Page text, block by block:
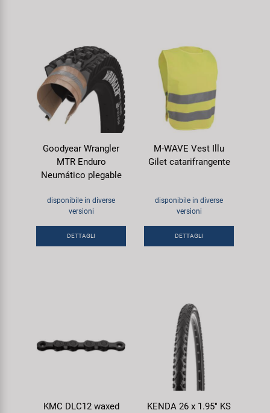
Goodyear Wrangler
MTR Enduro
Neumático plegable
disponibile in diverse
versioni
DETTAGLI
M-WAVE Vest Illu
Gilet catarifrangente
disponibile in diverse
versioni
DETTAGLI
KMC DLC12 waxed
KENDA 26 x 1.95" KS